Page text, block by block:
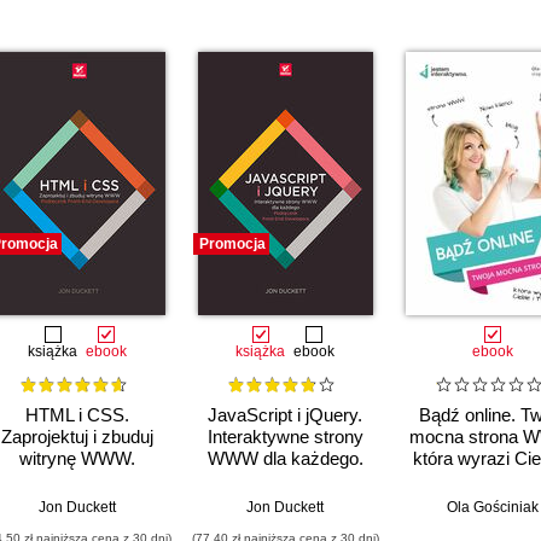
książka ebook
HTML i CSS.
Zaprojektuj i zbuduj
witrynę WWW.
End Developera
Jon Duckett
Promocja
książka ebook
JavaScript i jQuery.
Interaktywne strony
WWW dla każdego.
End Developera
Jon Duckett
ebook
Bądź online.
mocna strona
która wyrazi
Ola Gościniak